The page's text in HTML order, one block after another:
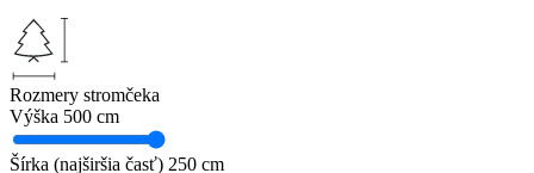
Rozmery stromčeka
Výška 500 cm
Šírka (najširšia časť) 250 cm